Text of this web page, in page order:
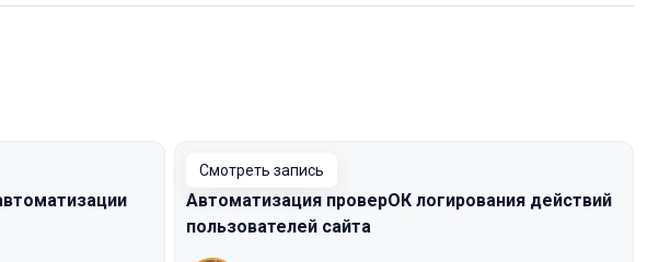
Смотреть запись
Автоматизация проверОК логирования действий
пользователей сайта